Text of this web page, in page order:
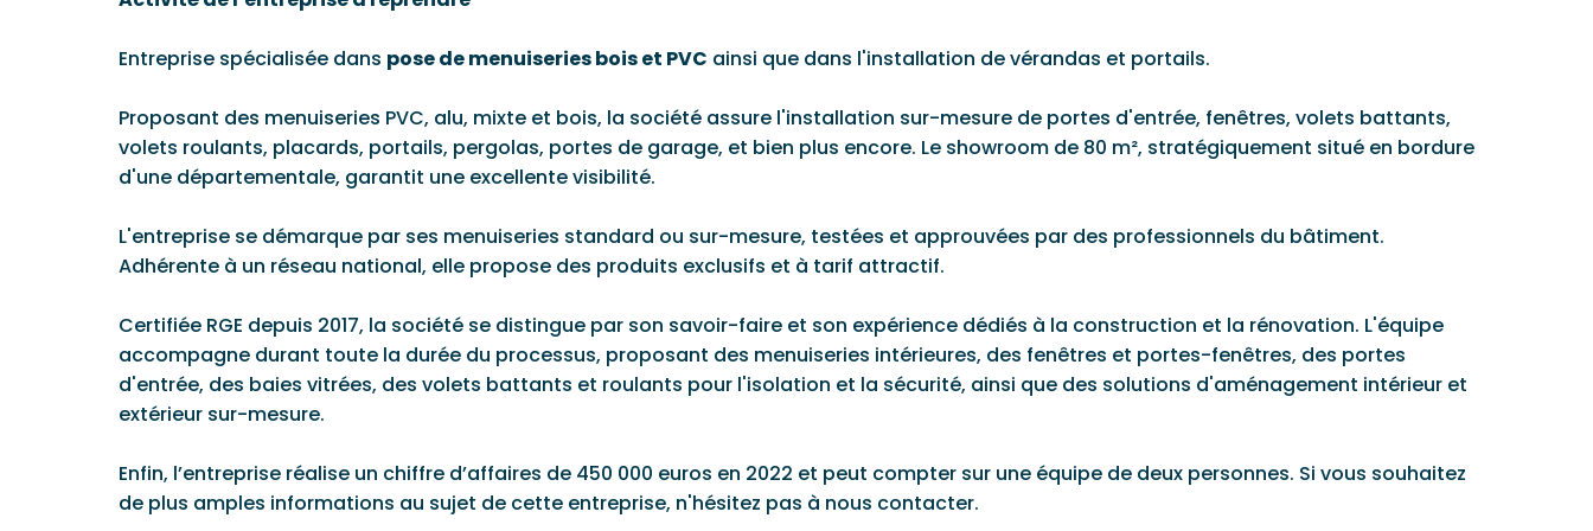
Entreprise spécialisée dans pose de menuiseries bois et PVC ainsi que dans l'installation de vérandas et portails.
Proposant des menuiseries PVC, alu, mixte et bois, la société assure l'installation sur-mesure de portes d'entrée, fenêtres, volets battants,
volets roulants, placards, portails, pergolas, portes de garage, et bien plus encore. Le showroom de 80 m², stratégiquement situé en bordure
d'une départementale, garantit une excellente visibilité.
L'entreprise se démarque par ses menuiseries standard ou sur-mesure, testées et approuvées par des professionnels du bâtiment.
Adhérente à un réseau national, elle propose des produits exclusifs et à tarif attractif.
Certifiée RGE depuis 2017, la société se distingue par son savoir-faire et son expérience dédiés à la construction et la rénovation. L'équipe
accompagne durant toute la durée du processus, proposant des menuiseries intérieures, des fenêtres et portes-fenêtres, des portes
d'entrée, des baies vitrées, des volets battants et roulants pour l'isolation et la sécurité, ainsi que des solutions d'aménagement intérieur et
extérieur sur-mesure.
Enfin, l’entreprise réalise un chiffre d’affaires de 450 000 euros en 2022 et peut compter sur une équipe de deux personnes. Si vous souhaitez
de plus amples informations au sujet de cette entreprise, n'hésitez pas à nous contacter.